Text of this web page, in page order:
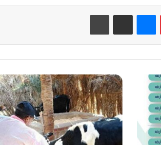
بينتيريستماسنجر مشاركة عبر البريد طباعة
الحملة
القومية
الأولى
للتحصين
ضد
الحمى
القلاعية